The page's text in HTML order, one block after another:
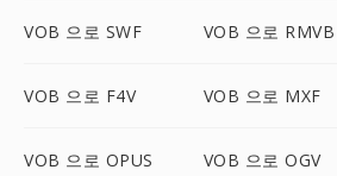
VOB 으로 SWF VOB 으로 RMVB
VOB 으로 F4V VOB 으로 MXF
VOB 으로 OPUS VOB 으로 OGV